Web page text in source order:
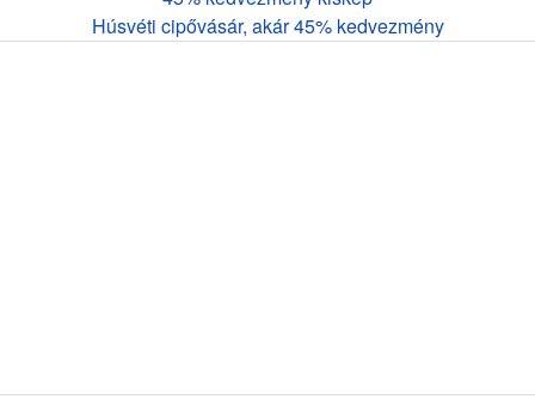
Húsvéti cipővásár, akár 45% kedvezmény